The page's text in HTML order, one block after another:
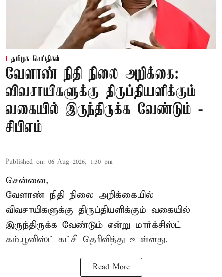
தமிழக செய்திகள்
வேளாண் நிதி நிலை அறிக்கை:
விவசாயிகளுக்கு திருப்தியளிக்கும்
வகையில் இருந்திருக்க வேண்டும் -
சிபிஎம்
Published on: 06 Aug 2026, 1:30 pm
சென்னை,
வேளாண் நிதி நிலை அறிக்கையில்
விவசாயிகளுக்கு திருப்தியளிக்கும் வகையில்
இருந்திருக்க வேண்டும் என்று மார்க்சிஸ்ட்
கம்யூனிஸ்ட் கட்சி தெரிவித்து உள்ளது.
Read More